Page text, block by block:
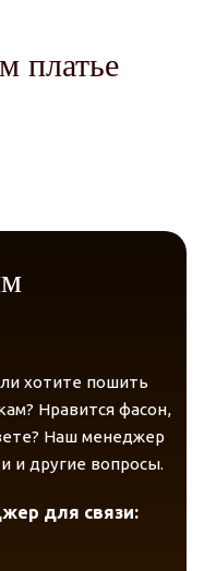
Telegram VK
платье
хотите пошить
Нравится фасон,
Наш менеджер
и другие вопросы.
для связи: